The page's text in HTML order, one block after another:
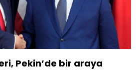
Pekin’de bir araya